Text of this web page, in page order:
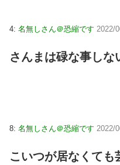
4: 名無しさん＠恐縮です 2022/
さんまは碌な事しな
8: 名無しさん＠恐縮です 2022/
こいつが居なくても